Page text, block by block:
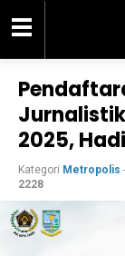
2025,
Kategori Metropolis -
2228